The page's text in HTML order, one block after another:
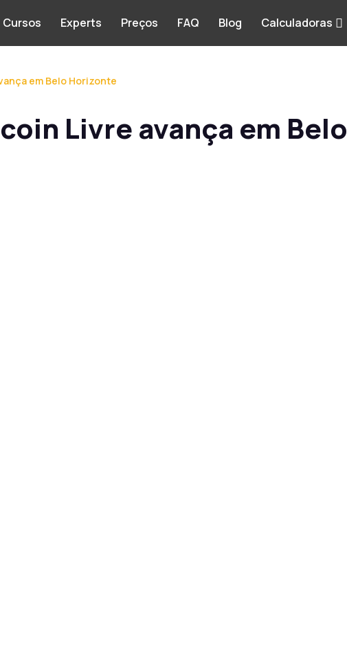
Cursos Experts Preços FAQ Blog Calculadoras
em Belo Horizonte
Livre avança em Belo